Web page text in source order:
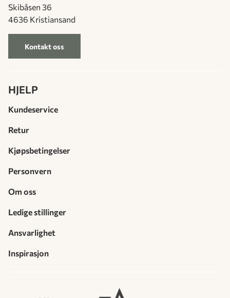
Skibåsen 36
4636 Kristiansand
Kontakt oss
HJELP
Kundeservice
Retur
Kjøpsbetingelser
Personvern
Om oss
Ledige stillinger
Ansvarlighet
Inspirasjon